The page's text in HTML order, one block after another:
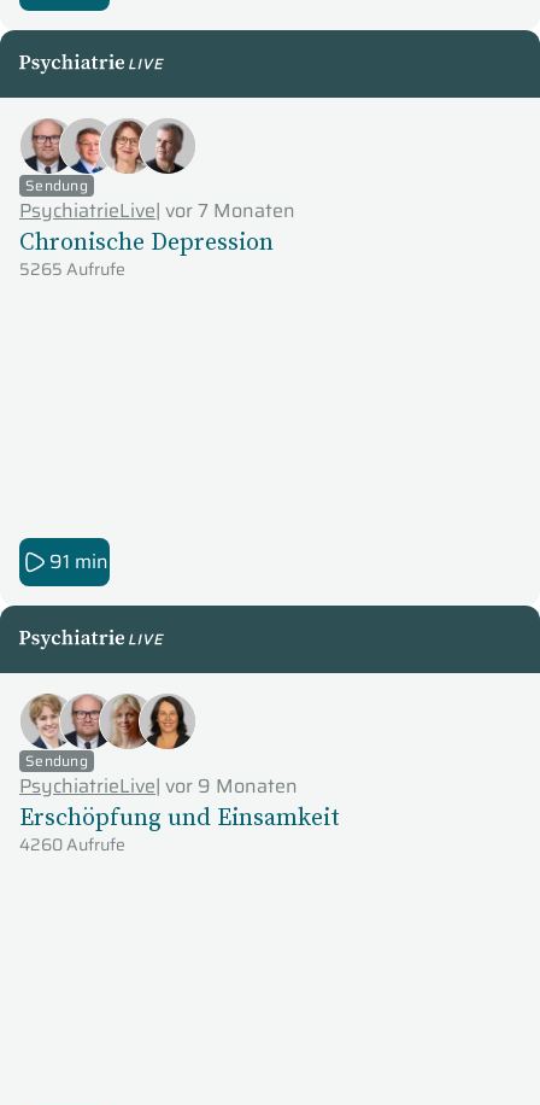
PsychiatrieLive
Sendung
PsychiatrieLive| vor 7 Monaten
Chronische Depression
5265 Aufrufe
91 min
PsychiatrieLive
Sendung
PsychiatrieLive| vor 9 Monaten
Erschöpfung und Einsamkeit
4260 Aufrufe